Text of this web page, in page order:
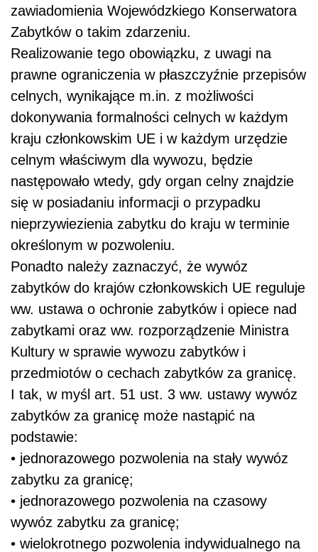
zawiadomienia Wojewódzkiego Konserwatora
Zabytków o takim zdarzeniu.
Realizowanie tego obowiązku, z uwagi na
prawne ograniczenia w płaszczyźnie przepisów
celnych, wynikające m.in. z możliwości
dokonywania formalności celnych w każdym
kraju członkowskim UE i w każdym urzędzie
celnym właściwym dla wywozu, będzie
następowało wtedy, gdy organ celny znajdzie
się w posiadaniu informacji o przypadku
nieprzywiezienia zabytku do kraju w terminie
określonym w pozwoleniu.
Ponadto należy zaznaczyć, że wywóz
zabytków do krajów członkowskich UE reguluje
ww. ustawa o ochronie zabytków i opiece nad
zabytkami oraz ww. rozporządzenie Ministra
Kultury w sprawie wywozu zabytków i
przedmiotów o cechach zabytków za granicę.
I tak, w myśl art. 51 ust. 3 ww. ustawy wywóz
zabytków za granicę może nastąpić na
podstawie:
• jednorazowego pozwolenia na stały wywóz
zabytku za granicę;
• jednorazowego pozwolenia na czasowy
wywóz zabytku za granicę;
• wielokrotnego pozwolenia indywidualnego na